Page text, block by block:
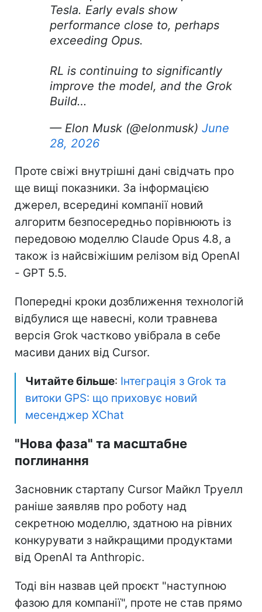
Tesla. Early evals show
performance close to, perhaps
exceeding Opus.
RL is continuing to significantly
improve the model, and the Grok
Build…
— Elon Musk (@elonmusk) June
28, 2026
Проте свіжі внутрішні дані свідчать про
ще вищі показники. За інформацією
джерел, всередині компанії новий
алгоритм безпосередньо порівнюють із
передовою моделлю Claude Opus 4.8, а
також із найсвіжішим релізом від OpenAI
- GPT 5.5.
Попередні кроки дозближення технологій
відбулися ще навесні, коли травнева
версія Grok частково увібрала в себе
масиви даних від Cursor.
Читайте більше: Інтеграція з Grok та
витоки GPS: що приховує новий
месенджер XChat
"Нова фаза" та масштабне
поглинання
Засновник стартапу Cursor Майкл Труелл
раніше заявляв про роботу над
секретною моделлю, здатною на рівних
конкурувати з найкращими продуктами
від OpenAI та Anthropic.
Тоді він назвав цей проєкт "наступною
фазою для компанії", проте не став прямо